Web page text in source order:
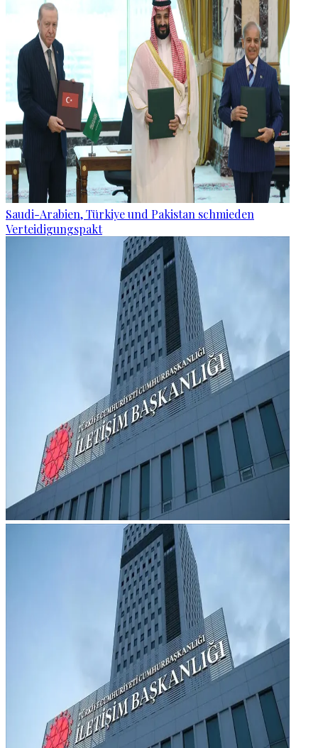
Saudi-Arabien, Türkiye und Pakistan schmieden
Verteidigungspakt